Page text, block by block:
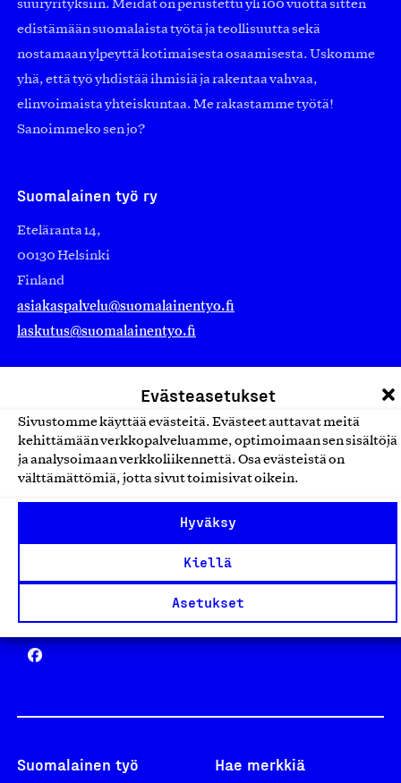
Evästeasetukset
Sivustomme käyttää evästeitä. Evästeet auttavat meitä
kehittämään verkkopalveluamme, optimoimaan sen sisältöjä
ja analysoimaan verkkoliikennettä. Osa evästeistä on
välttämättömiä, jotta sivut toimisivat oikein.
Hyväksy
Kiellä
Asetukset
suuryrityksiin. Meidät on perustettu yli 100 vuotta sitten
edistämään suomalaista työtä ja teollisuutta sekä
nostamaan ylpeyttä kotimaisesta osaamisesta. Uskomme
yhä, että työ yhdistää ihmisiä ja rakentaa vahvaa,
elinvoimaista yhteiskuntaa. Me rakastamme työtä!
Sanoimmeko sen jo?
Suomalainen työ ry
Eteläranta 14,
00130 Helsinki
Finland
asiakaspalvelu@suomalainentyo.fi
laskutus@suomalainentyo.fi
Avainlippu
Yhteiskunnallinen Yritys -merkki
Suomalainen työ Hae merkkiä